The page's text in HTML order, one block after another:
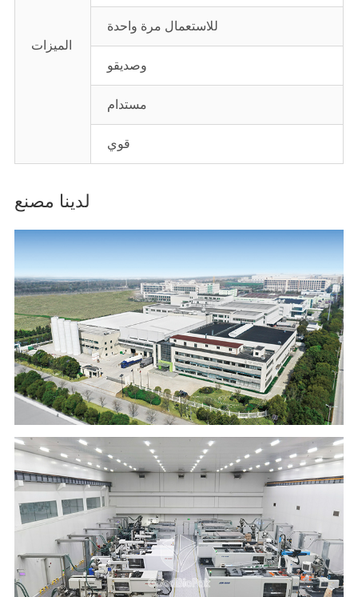
الميزات
للاستعمال مرة واحدة
وصديقو
مستدام
قوي
لدينا مصنع